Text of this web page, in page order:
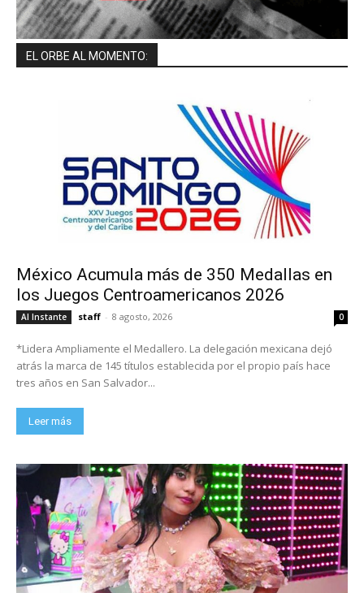
EL ORBE AL MOMENTO:
México Acumula más de 350 Medallas en
los Juegos Centroamericanos 2026
Al Instante staff - 8 agosto, 2026 0
*Lidera Ampliamente el Medallero. La delegación mexicana dejó
atrás la marca de 145 títulos establecida por el propio país hace
tres años en San Salvador...
Leer más